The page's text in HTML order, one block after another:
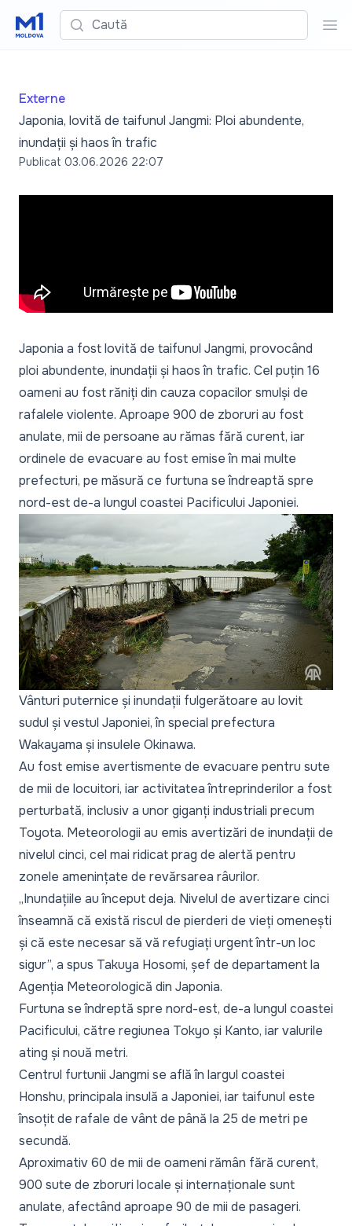
Caută
Externe
Japonia, lovită de taifunul Jangmi: Ploi abundente,
inundații și haos în trafic
Publicat 03.06.2026 22:07
Japonia a fost lovită de taifunul Jangmi, provocând
ploi abundente, inundații și haos în trafic. Cel puțin 16
oameni au fost răniți din cauza copacilor smulși de
rafalele violente. Aproape 900 de zboruri au fost
anulate, mii de persoane au rămas fără curent, iar
ordinele de evacuare au fost emise în mai multe
prefecturi, pe măsură ce furtuna se îndreaptă spre
nord-est de-a lungul coastei Pacificului Japoniei.
Vânturi puternice și inundații fulgerătoare au lovit
sudul și vestul Japoniei, în special prefectura
Wakayama și insulele Okinawa.
Au fost emise avertismente de evacuare pentru sute
de mii de locuitori, iar activitatea întreprinderilor a fost
perturbată, inclusiv a unor giganți industriali precum
Toyota. Meteorologii au emis avertizări de inundații de
nivelul cinci, cel mai ridicat prag de alertă pentru
zonele amenințate de revărsarea râurilor.
„Inundațiile au început deja. Nivelul de avertizare cinci
înseamnă că există riscul de pierderi de vieți omenești
și că este necesar să vă refugiați urgent într-un loc
sigur”, a spus Takuya Hosomi, șef de departament la
Agenția Meteorologică din Japonia.
Furtuna se îndreptă spre nord-est, de-a lungul coastei
Pacificului, către regiunea Tokyo și Kanto, iar valurile
ating și nouă metri.
Centrul furtunii Jangmi se află în largul coastei
Honshu, principala insulă a Japoniei, iar taifunul este
însoțit de rafale de vânt de până la 25 de metri pe
secundă.
Aproximativ 60 de mii de oameni rămân fără curent,
900 sute de zboruri locale și internaționale sunt
anulate, afectând aproape 90 de mii de pasageri.